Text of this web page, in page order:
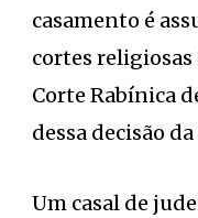
casamento é
cortes
Corte Rabínica
dessa decisão
Um casal de